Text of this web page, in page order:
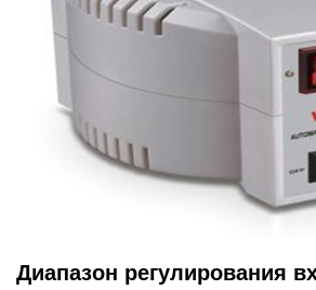
Диапазон регулирования